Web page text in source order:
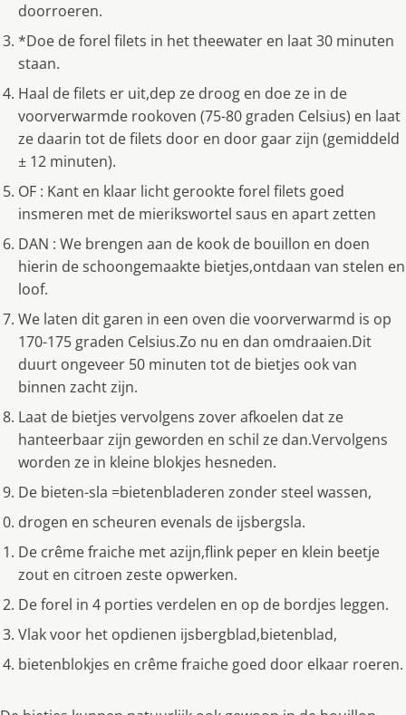
doorroeren.
*Doe de forel filets in het theewater en laat 30 minuten
staan.
Haal de filets er uit,dep ze droog en doe ze in de
voorverwarmde rookoven (75-80 graden Celsius) en laat
ze daarin tot de filets door en door gaar zijn (gemiddeld
± 12 minuten).
OF : Kant en klaar licht gerookte forel filets goed
insmeren met de mierikswortel saus en apart zetten
DAN : We brengen aan de kook de bouillon en doen
hierin de schoongemaakte bietjes,ontdaan van stelen en
loof.
We laten dit garen in een oven die voorverwarmd is op
170-175 graden Celsius.Zo nu en dan omdraaien.Dit
duurt ongeveer 50 minuten tot de bietjes ook van
binnen zacht zijn.
Laat de bietjes vervolgens zover afkoelen dat ze
hanteerbaar zijn geworden en schil ze dan.Vervolgens
worden ze in kleine blokjes hesneden.
De bieten-sla =bietenbladeren zonder steel wassen,
drogen en scheuren evenals de ijsbergsla.
De crême fraiche met azijn,flink peper en klein beetje
zout en citroen zeste opwerken.
De forel in 4 porties verdelen en op de bordjes leggen.
Vlak voor het opdienen ijsbergblad,bietenblad,
bietenblokjes en crême fraiche goed door elkaar roeren.